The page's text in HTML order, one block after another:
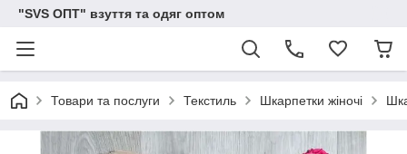
"SVS ОПТ" взуття та одяг оптом
Товари та послуги Текстиль Шкарпетки жіночі